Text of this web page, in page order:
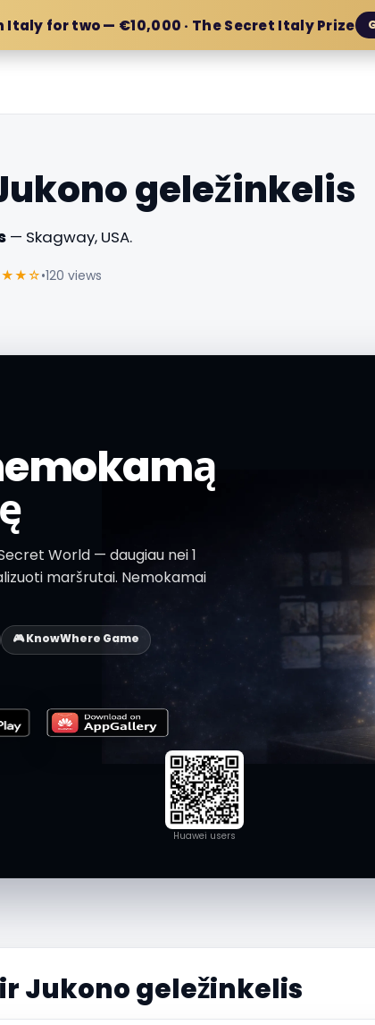
Italy for two — €10,000 · The Secret Italy Prize
geležinkelis
— Skagway, USA.
•120 views
World — daugiau nei 1
maršrutai. Nemokamai
🎮 KnowWhere Game
Huawei users
Jukono geležinkelis